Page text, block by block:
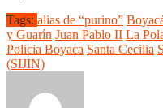
Tags: alias de “purino”
y Guarín Juan Pablo II La
Policia Boyaca Santa Cecilia
(SIJIN)